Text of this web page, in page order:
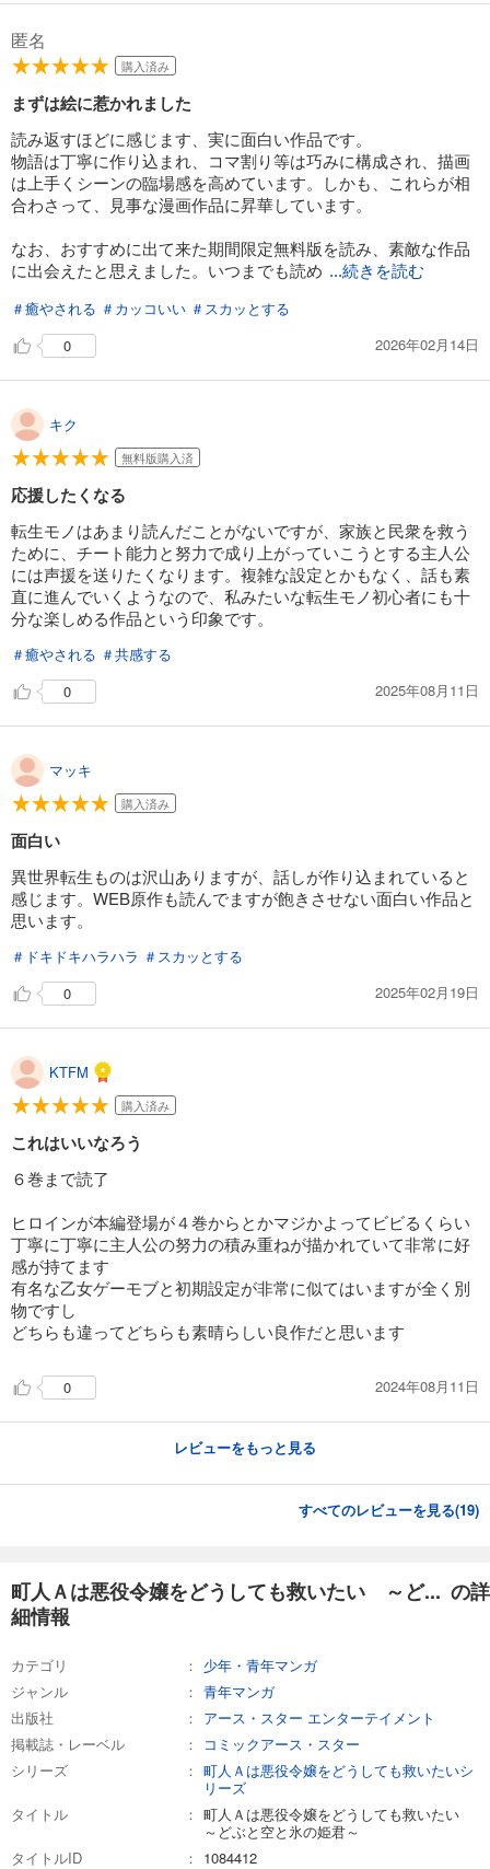
匿名
購入済み
まずは絵に惹かれました
読み返すほどに感じます、実に面白い作品です。
物語は丁寧に作り込まれ、コマ割り等は巧みに構成され、描画
は上手くシーンの臨場感を高めています。しかも、これらが相
合わさって、見事な漫画作品に昇華しています。
なお、おすすめに出て来た期間限定無料版を読み、素敵な作品
に出会えたと思えました。いつまでも読め ...続きを読む
＃癒やされる ＃カッコいい ＃スカッとする
0
2026年02月14日
キク
無料版購入済
応援したくなる
転生モノはあまり読んだことがないですが、家族と民衆を救う
ために、チート能力と努力で成り上がっていこうとする主人公
には声援を送りたくなります。複雑な設定とかもなく、話も素
直に進んでいくようなので、私みたいな転生モノ初心者にも十
分な楽しめる作品という印象です。
＃癒やされる ＃共感する
0
2025年08月11日
マッキ
購入済み
面白い
異世界転生ものは沢山ありますが、話しが作り込まれていると
感じます。WEB原作も読んでますが飽きさせない面白い作品と
思います。
＃ドキドキハラハラ ＃スカッとする
0
2025年02月19日
KTFM
購入済み
これはいいなろう
６巻まで読了
ヒロインが本編登場が４巻からとかマジかよってビビるくらい
丁寧に丁寧に主人公の努力の積み重ねが描かれていて非常に好
感が持てます
有名な乙女ゲーモブと初期設定が非常に似てはいますが全く別
物ですし
どちらも違ってどちらも素晴らしい良作だと思います
0 2024年08月11日
レビューをもっと見る
すべてのレビューを見る(19)
町人Ａは悪役令嬢をどうしても救いたい ～ど... の詳
細情報
カテゴリ
少年・青年マンガ
ジャンル
青年マンガ
出版社
アース・スター エンターテイメント
掲載誌・レーベル
コミックアース・スター
シリーズ
町人Ａは悪役令嬢をどうしても救いたいシ
リーズ
タイトル
町人Ａは悪役令嬢をどうしても救いたい
～どぶと空と氷の姫君～
タイトルID
1084412